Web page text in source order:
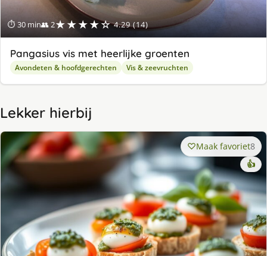
⏱ 30 min👥 2★★★★☆ 4.29 (14)
Pangasius vis met heerlijke groenten
Avondeten & hoofdgerechten Vis & zeevruchten
Lekker hierbij
Maak favoriet8
👍